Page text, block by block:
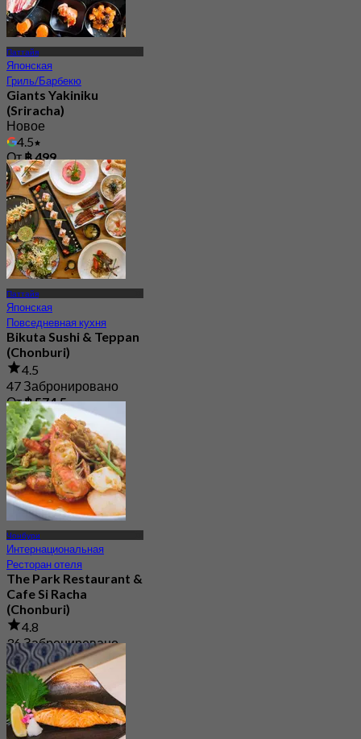
Паттайя
Японская
Гриль/Барбекю
Giants Yakiniku
(Sriracha)
Новое
4.5
От฿ 499
Паттайя
Японская
Повседневная кухня
Bikuta Sushi & Teppan
(Chonburi)
4.5
47 Забронировано
От฿ 574.5
Чонбури
Интернациональная
Ресторан отеля
The Park Restaurant &
Cafe Si Racha
(Chonburi)
4.8
36 Забронировано
От฿ 256.66